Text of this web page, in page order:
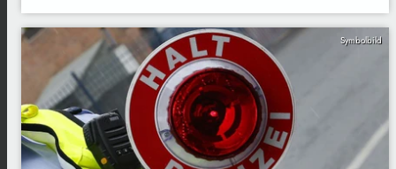
Symbolbild